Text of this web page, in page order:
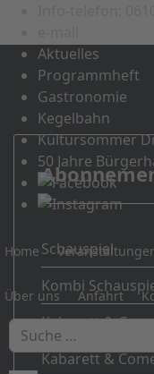
Aktuelles
Programmheft
Gastronomie
Kegelbahn
Kultursommer
50 Jahre
Home
Über uns Anfahrt
Schauspiel
Kombi
Kabarett &
Kabarett &